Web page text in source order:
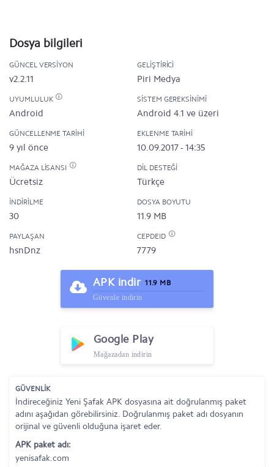
Dosya bilgileri
GÜNCEL VERSIYON
v2.2.11
GELIŞTIRICI
Piri Medya
UYUMLULUK
Android
SISTEM GEREKSINIMI
Android 4.1 ve üzeri
GÜNCELLENME TARIHI
9 yıl önce
EKLENME TARIHI
10.09.2017 - 14:35
MAĞAZA LISANSI
Ücretsiz
DIL DESTEĞI
Türkçe
İNDIRILME
30
DOSYA BOYUTU
11.9 MB
PAYLAŞAN
hsnDnz
CEPDEID
7779
APK indir 11.9 MB
Güvenle indirin
Google Play
Mağazadan indirin
GÜVENLİK
İndireceğiniz Yeni Şafak APK dosyasına ait doğrulanmış paket
adını aşağıdan görebilirsiniz. Doğrulanmış paket adı dosyanın
orijinal ve güvenli olduğuna işaret eder.
APK paket adı:
yenisafak.com